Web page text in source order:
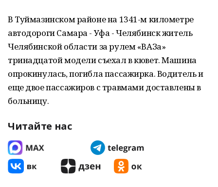
В Туймазинском районе на 1341-м километре
автодороги Самара - Уфа - Челябинск житель
Челябинской области за рулем «ВАЗа»
тринадцатой модели съехал в кювет. Машина
опрокинулась, погибла пассажирка. Водитель и
еще двое пассажиров с травмами доставлены в
больницу.
Читайте нас